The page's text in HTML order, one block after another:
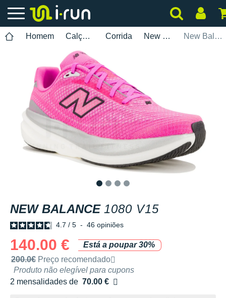
Homem Calçados Corrida New Balance New Balance 1080 V15
NEW BALANCE 1080 V15
4.7 / 5 - 46 opiniões
140.00 €
Está a poupar 30%
Preço de venda recomendado pela marca
200.0€ Preço recomendado
Produto não elegível para cupons
2 mensalidades de 70.00 €
sem custos